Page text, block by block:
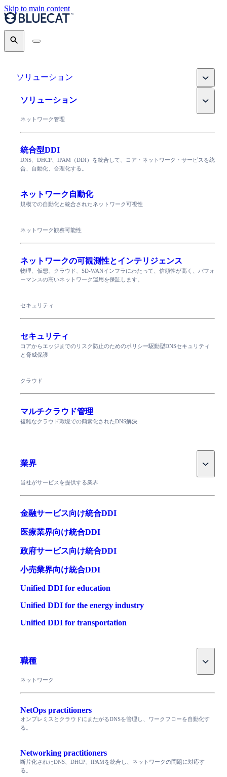
Skip to main content
Search
ソリューション
ソリューション
ネットワーク管理
統合型DDI
DNS、DHCP、IPAM（DDI）を統合して、コア・ネットワーク・サービスを統
合、自動化、合理化する。
ネットワーク自動化
規模での自動化と統合されたネットワーク可視性
ネットワーク観察可能性
ネットワークの可観測性とインテリジェンス
物理、仮想、クラウド、SD-WANインフラにわたって、信頼性が高く、パフォ
ーマンスの高いネットワーク運用を保証します。
セキュリティ
セキュリティ
コアからエッジまでのリスク防止のためのポリシー駆動型DNSセキュリティ
と脅威保護
クラウド
マルチクラウド管理
複雑なクラウド環境での簡素化されたDNS解決
業界
当社がサービスを提供する業界
金融サービス向け統合DDI
医療業界向け統合DDI
政府サービス向け統合DDI
小売業界向け統合DDI
Unified DDI for education
Unified DDI for the energy industry
Unified DDI for transportation
職種
ネットワーク
NetOps practitioners
オンプレミスとクラウドにまたがるDNSを管理し、ワークフローを自動化す
る。
Networking practitioners
断片化されたDNS、DHCP、IPAMを統合し、ネットワークの問題に対応す
る。